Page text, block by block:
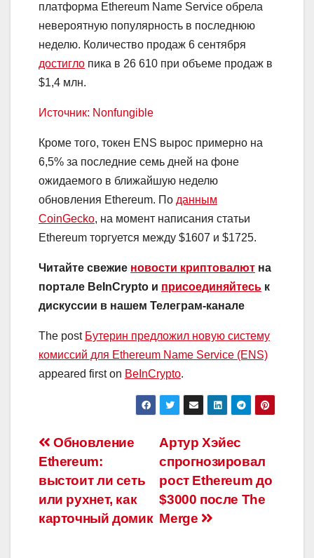
платформа Ethereum Name Service обрела
невероятную популярность в последнюю
неделю. Количество продаж 6 сентября
достигло пика в 26 610 при объеме продаж в
$1,4 млн.
Источник: Nonfungible
Кроме того, токен ENS вырос примерно на
6,5% за последние семь дней на фоне
ожидаемого в ближайшую неделю
обновления Ethereum. По данным
CoinGecko, на момент написания статьи
Ethereum торгуется между $1607 и $1725.
Читайте свежие новости криптовалют на
портале BeInCrypto и присоединяйтесь к
дискуссии в нашем Телеграм-канале
The post Бутерин предложил новую систему
комиссий для Ethereum Name Service (ENS)
appeared first on BeInCrypto.
Навигация
по
записям
Артур Хэйес
спрогнозировал
рост Ethereum до
$3000 после The
Merge
Обновление
Ethereum:
выстоит ли сеть
или рухнет, как
карточный домик